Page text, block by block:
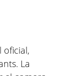
oficial,
La